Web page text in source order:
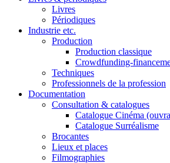
Livres
Périodiques
Industrie etc.
Production
Production classique
Crowdfunding-
Techniques
Professionnels de la profession
Documentation
Consultation & catalogues
Catalogue Cinéma
Catalogue Surréalisme
Brocantes
Lieux et places
Filmographies